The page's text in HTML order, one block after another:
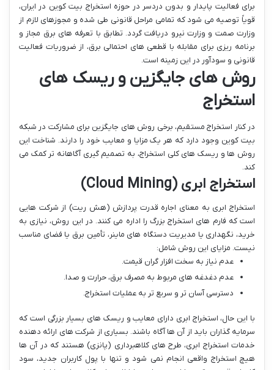
برای فعالیت پایدار و بدون دردسر در حوزه استخراج بیت کوین در ایران،
قویاً توصیه می شود که تمامی مراحل قانونی طی شده و مجوزهای لازم از
وزارت صمت و وزارت نیرو دریافت گردد. تطابق با تعرفه های برق مجاز و
برنامه ریزی برای مقابله با قطعی های احتمالی برق، از ضروریات فعالیت
قانونی و سودآور در این زمینه است.
روش های جایگزین و ریسک های
استخراج
در کنار استخراج مستقیم، برخی روش های جایگزین برای مشارکت در شبکه
بیت کوین وجود دارد که هر یک مزایا و معایب خود را دارند. شناخت این
روش ها و ریسک های کلی استخراج، به تصمیم گیری آگاهانه تر کمک می
کند.
استخراج ابری (Cloud Mining)
استخراج ابری به معنای اجاره قدرت پردازش (هش ریت) از شرکت هایی
است که فارم های استخراج بزرگ را اداره می کنند. در این روش، نیازی به
خرید، نگهداری یا مدیریت دستگاه های ماینر، تأمین برق یا فضای مناسب
نیست. مزایای این روش شامل:
عدم نیاز به سخت افزار گران قیمت.
عدم دغدغه های مربوط به مصرف برق، حرارت و صدا.
دسترسی آسان تر و سریع تر به عملیات استخراج.
با این حال، استخراج ابری دارای معایب و ریسک های بسیار بزرگی است که
سرمایه گذاران باید از آن ها آگاه باشند. بسیاری از شرکت های ارائه دهنده
خدمات استخراج ابری، طرح های کلاهبرداری (پانزی) هستند که در آن ها
هیچ استخراج واقعی انجام نمی شود و تنها با پول کاربران جدید، سود